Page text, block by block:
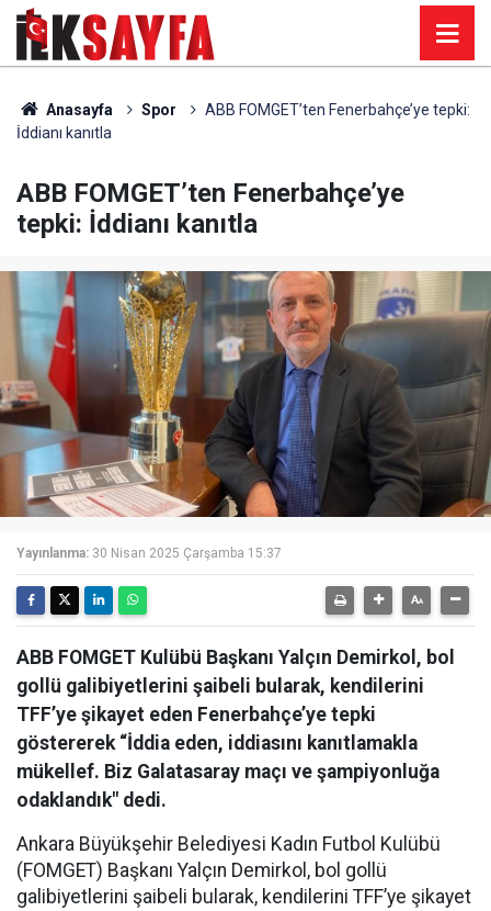
Anasayfa Spor
ABB FOMGET’ten Fenerbahçe’ye tepki:
İddianı kanıtla
ABB FOMGET’ten Fenerbahçe’ye
tepki: İddianı kanıtla
Yayınlanma: 30 Nisan 2025 Çarşamba 15:37
ABB FOMGET Kulübü Başkanı Yalçın Demirkol, bol
gollü galibiyetlerini şaibeli bularak, kendilerini
TFF’ye şikayet eden Fenerbahçe’ye tepki
göstererek “İddia eden, iddiasını kanıtlamakla
mükellef. Biz Galatasaray maçı ve şampiyonluğa
odaklandık" dedi.
Ankara Büyükşehir Belediyesi Kadın Futbol Kulübü
(FOMGET) Başkanı Yalçın Demirkol, bol gollü
galibiyetlerini şaibeli bularak, kendilerini TFF’ye şikayet